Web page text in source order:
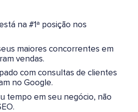
na #1ª posição nos
maiores concorrentes em
vendas.
com consultas de clientes
no Google.
tempo em seu negócio, não